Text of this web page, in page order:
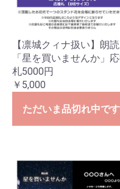
【凛城クィナ扱い】朗
「星を買いませんか」
札5000円
￥5,000
ただいま品切れ中です